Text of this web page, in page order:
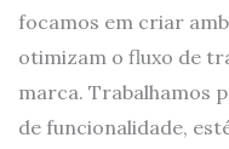
focamos em criar
otimizam o fluxo de
marca. Trabalhamos
de funcionalidade,